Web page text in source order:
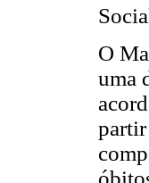
O
uma
partir